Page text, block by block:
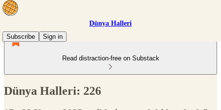
Dünya Halleri
Subscribe
Sign in
Read distraction-free on Substack
Dünya Halleri: 226